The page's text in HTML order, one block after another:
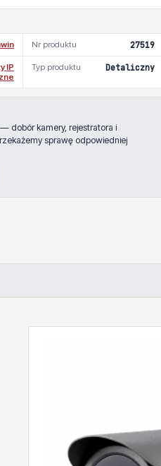
Nr produktu 27519
IP
Typ produktu Detaliczny
— dobór kamery, rejestratora i
sprawę odpowiedniej